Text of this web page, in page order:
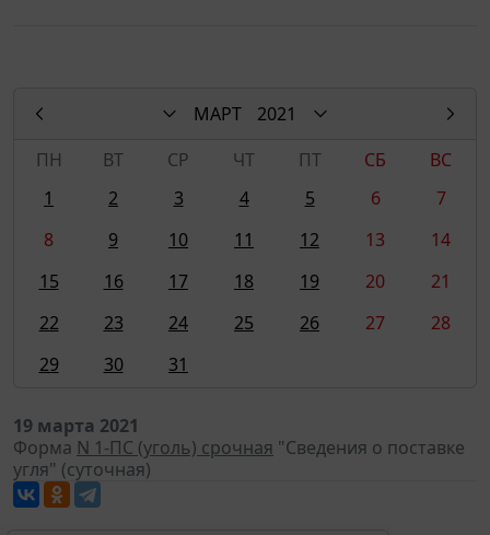
МАРТ
2021
ПН
ВТ СР ЧТ ПТ СБ
ВС
1
2 3 4 5 6
7
8
9 10 11 12 13
14
15
16 17 18 19 20
21
22
23 24 25 26 27
28
29
30 31
19 марта 2021
Форма N 1-ПС (уголь) срочная "Сведения о поставке
угля" (суточная)